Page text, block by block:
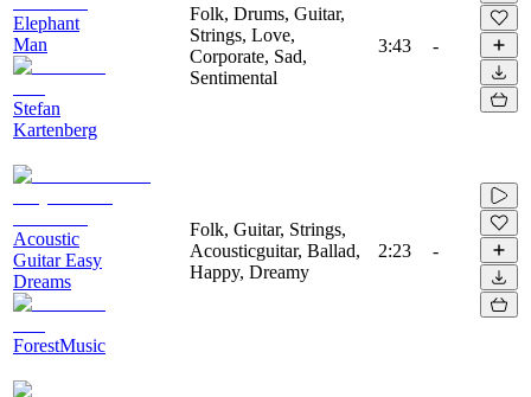
Elephant
Man
Stefan
Kartenberg
Folk, Drums, Guitar,
Strings, Love,
Corporate, Sad,
Sentimental
3:43 -
Acoustic
Guitar Easy
Dreams
ForestMusic
Folk, Guitar, Strings,
Acousticguitar, Ballad,
Happy, Dreamy
2:23 -